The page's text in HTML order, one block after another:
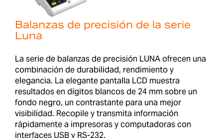
Balanzas de precisión de la serie
Luna
La serie de balanzas de precisión LUNA ofrecen una
combinación de durabilidad, rendimiento y
elegancia. La elegante pantalla LCD muestra
resultados en dígitos blancos de 24 mm sobre un
fondo negro, un contrastante para una mejor
visibilidad. Recopile y transmita información
rápidamente a impresoras y computadoras con
interfaces USB y RS-232.